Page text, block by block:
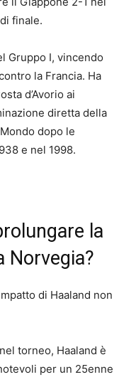
finale.
Gruppo I, vincendo
la Francia. Ha
d’Avorio ai
diretta della
dopo le
e nel 1998.
la
Norvegia?
di Haaland non
torneo, Haaland è
per un 25enne